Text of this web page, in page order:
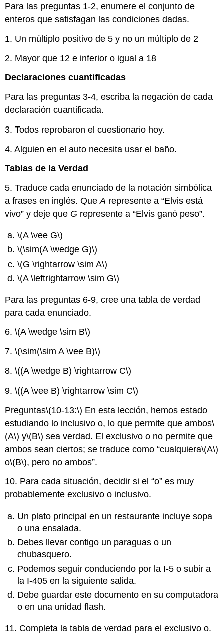
Para las preguntas 1-2, enumere el conjunto de
enteros que satisfagan las condiciones dadas.
1. Un múltiplo positivo de 5 y no un múltiplo de 2
2. Mayor que 12 e inferior o igual a 18
Declaraciones cuantificadas
Para las preguntas 3-4, escriba la negación de cada
declaración cuantificada.
3. Todos reprobaron el cuestionario hoy.
4. Alguien en el auto necesita usar el baño.
Tablas de la Verdad
5. Traduce cada enunciado de la notación simbólica
a frases en inglés. QueA represente a “Elvis está
vivo” y deje que G represente a “Elvis ganó peso”.
\(A \vee G\)
\(\sim(A \wedge G)\)
\(G \rightarrow \sim A\)
\(A \leftrightarrow \sim G\)
Para las preguntas 6-9, cree una tabla de verdad
para cada enunciado.
6.\(A \wedge \sim B\)
7.\(\sim(\sim A \vee B)\)
8.\((A \wedge B) \rightarrow C\)
9.\((A \vee B) \rightarrow \sim C\)
Preguntas\(10-13:\) En esta lección, hemos estado
estudiando lo inclusivo o, lo que permite que ambos\
(A\) y\(B\) sea verdad. El exclusivo o no permite que
ambos sean ciertos; se traduce como “cualquiera\(A\)
o\(B\), pero no ambos”.
10. Para cada situación, decidir si el “o” es muy
probablemente exclusivo o inclusivo.
Un plato principal en un restaurante incluye sopa
o una ensalada.
Debes llevar contigo un paraguas o un
chubasquero.
Podemos seguir conduciendo por la I-5 o subir a
la I-405 en la siguiente salida.
Debe guardar este documento en su computadora
o en una unidad flash.
11. Completa la tabla de verdad para el exclusivo o.